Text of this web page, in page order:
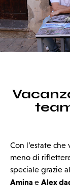
Con l’estate
meno di
speciale grazie
Amina e Alex